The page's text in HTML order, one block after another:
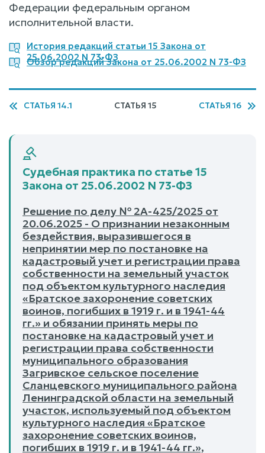
Федерации федеральным органом
исполнительной власти.
История редакций статьи 15 Закона от
25.06.2002 N 73-ФЗ
Обзор редакций Закона от 25.06.2002 N 73-ФЗ
СТАТЬЯ 14.1 СТАТЬЯ 15 СТАТЬЯ 16
Судебная практика по статье 15
Закона от 25.06.2002 N 73-ФЗ
Решение по делу № 2А-425/2025 от
20.06.2025 - О признании незаконным
бездействия, выразившегося в
непринятии мер по постановке на
кадастровый учет и регистрации права
собственности на земельный участок
под объектом культурного наследия
«Братское захоронение советских
воинов, погибших в 1919 г. и в 1941-44
гг.» и обязании принять меры по
постановке на кадастровый учет и
регистрации права собственности
муниципального образования
Загривское сельское поселение
Сланцевского муниципального района
Ленинградской области на земельный
участок, используемый под объектом
культурного наследия «Братское
захоронение советских воинов,
погибших в 1919 г. и в 1941-44 гг.»,